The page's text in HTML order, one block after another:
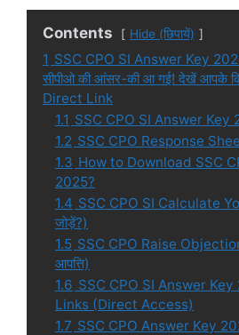
Contents Hide (छिपायें)
1 SSC CPO SI Answer Key
सीपीओ की आंसर-की आ गई! देखें आपके
Direct Link
1.1 SSC CPO SI Answer
1.2 SSC CPO Response
1.3 How to Download SSC
2025?
1.4 SSC CPO SI Calculate
जोड़ें?)
1.5 SSC CPO Raise
आपत्ति)
1.6 SSC CPO SI Answer
Links (Direct Access)
1.7 SSC CPO Answer Key